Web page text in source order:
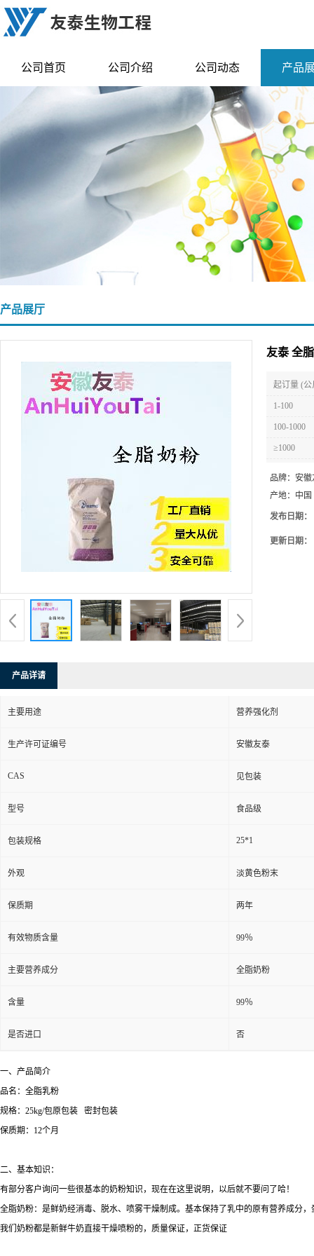
公司首页 公司介绍 公司动态 产品
产品展厅
友泰 全
起订量 (公
1-100
100-1000
≥1000
品牌： 安徽
产地： 中国
发布日期：
更新日期：
产品详请
主要用途 营养强化剂
生产许可证编号 安徽友泰
CAS 见包装
型号 食品级
包装规格 25*1
外观 淡黄色粉末
保质期 两年
有效物质含量 99％
主要营养成分 全脂奶粉
含量 99％
是否进口 否
一、产品简介
品名：全脂乳粉
规格：25kg/包原包装 密封包装
保质期：12个月
二、基本知识：
有部分客户询问一些很基本的奶粉知识，现在在这里说明，以后就不要问了哈！
全脂奶粉：是鲜奶经消毒、脱水、喷雾干燥制成。基本保持了乳中的原有营养成分
我们奶粉都是新鲜牛奶直接干燥喷粉的，质量保证，正货保证